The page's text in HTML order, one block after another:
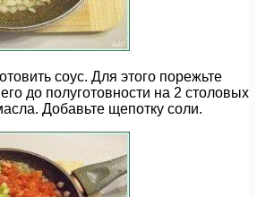
соус. Для этого порежьте
до полуготовности на 2 столовых
Добавьте щепотку соли.